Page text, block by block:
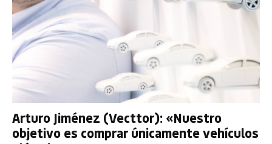
Arturo Jiménez (Vecttor): «Nuestro
objetivo es comprar únicamente vehículos